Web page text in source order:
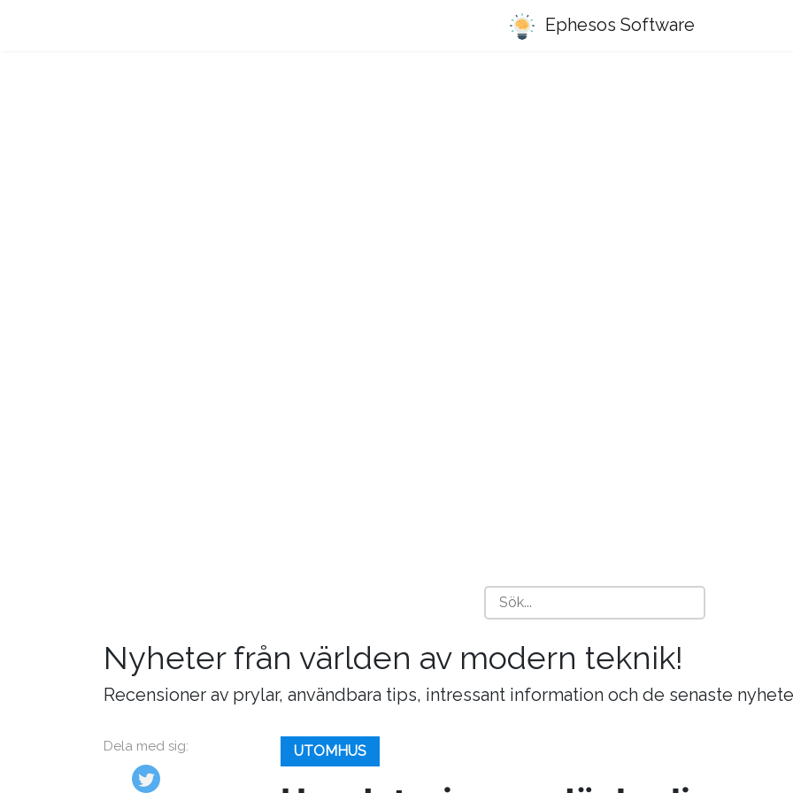
Ephesos Software
Nyheter från världen av modern teknik!
Recensioner av prylar, användbara tips, intressant information och de senaste
Dela med sig: UTOMHUS